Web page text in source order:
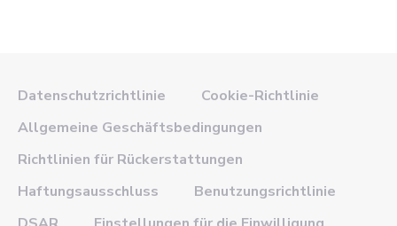
Datenschutzrichtlinie
Cookie-Richtlinie
Allgemeine Geschäftsbedingungen
Richtlinien für Rückerstattungen
Haftungsausschluss
Benutzungsrichtlinie